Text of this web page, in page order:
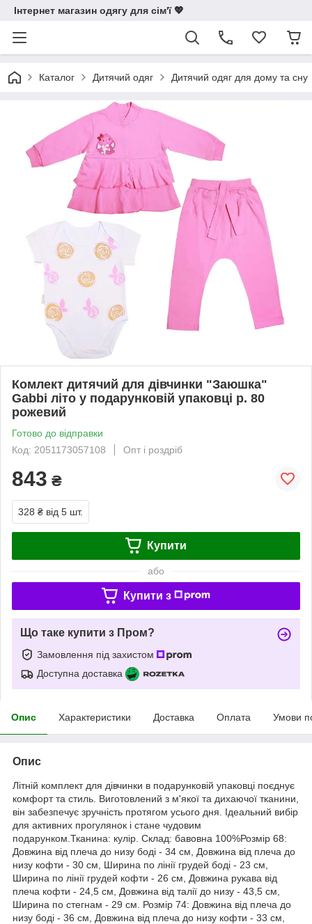
Інтернет магазин одягу для сім'ї 💖
Каталог Дитячий одяг Дитячий одяг для дому та сну
Комлект дитячий для дівчинки "Заюшка"
Gabbi літо у подарунковій упаковці р. 80
рожевий
Готово до відправки
Код: 2051173057108
Опт і роздріб
843 ₴
328 ₴ від 5 шт.
Купити
або
Купити з
Що таке купити з Пром?
Замовлення під захистом
Доступна доставка
Опис Характеристики Доставка Оплата Умови
Опис
Літній комплект для дівчинки в подарунковій упаковці поєднує
комфорт та стиль. Виготовлений з м'якої та дихаючої тканини,
він забезпечує зручність протягом усього дня. Ідеальний вибір
для активних прогулянок і стане чудовим
подарунком.Тканина: кулір. Склад: бавовна 100%Розмір 68:
Довжина від плеча до низу боді - 34 см, Довжина від плеча до
низу кофти - 30 см, Ширина по лінії грудей боді - 23 см,
Ширина по лінії грудей кофти - 26 см, Довжина рукава від
плеча кофти - 24,5 см, Довжина від талії до низу - 43,5 см,
Ширина по стегнам - 29 см. Розмір 74: Довжина від плеча до
низу боді - 36 см, Довжина від плеча до низу кофти - 33 см,